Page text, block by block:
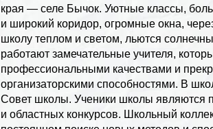
края — селе Бычок. Уютные классы,
и широкий коридор, огромные окна,
школу теплом и светом, льются
работают замечательные учителя,
профессиональными качествами и
организаторскими способностями. В
Совет школы. Ученики школы являются
и областных конкурсов. Школьный